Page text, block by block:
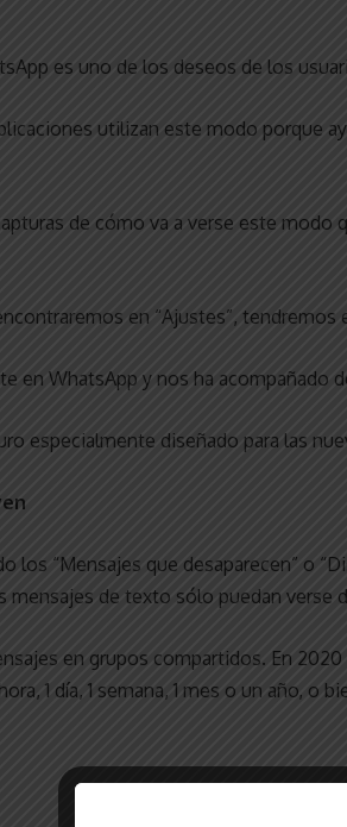
es uno de los deseos de los
utilizan este modo porque
de cómo va a verse este modo
en “Ajustes”, tendremos
en WhatsApp y nos ha acompañado
especialmente diseñado para las
los “Mensajes que desaparecen” o
mensajes de texto sólo puedan verse
en grupos compartidos. En
1 día, 1 semana, 1 mes o un año, o